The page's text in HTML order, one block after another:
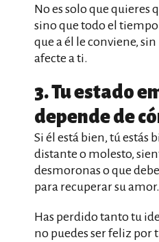
No es solo que quieres
sino que todo el
que a él le conviene,
afecte a ti.
3. Tu estado
depende de
Si él está bien, tú estás
distante o molesto,
desmoronas o que
para recuperar su amor.
Has perdido tanto tu
no puedes ser feliz por